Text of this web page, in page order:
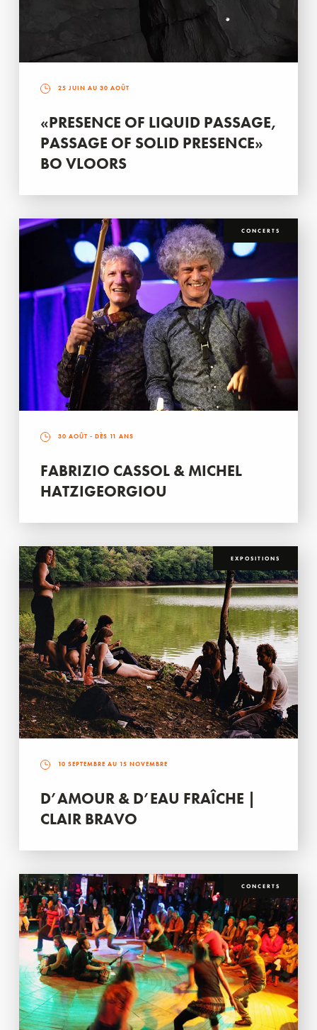
25 JUIN AU 30 AOÛT
«PRESENCE OF LIQUID PASSAGE,
PASSAGE OF SOLID PRESENCE»
BO VLOORS
CONCERTS
30 AOÛT - DÈS 11 ANS
FABRIZIO CASSOL & MICHEL
HATZIGEORGIOU
EXPOSITIONS
10 SEPTEMBRE AU 15 NOVEMBRE
D’AMOUR & D’EAU FRAÎCHE |
CLAIR BRAVO
CONCERTS